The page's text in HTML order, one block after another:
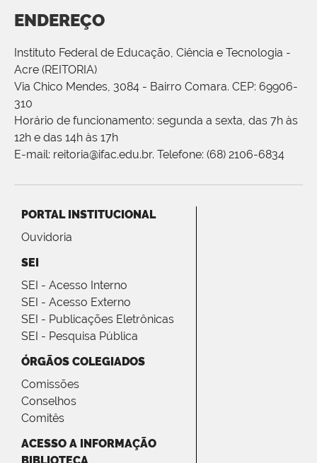
ENDEREÇO
Instituto Federal de Educação, Ciência e Tecnologia -
Acre (REITORIA)
Via Chico Mendes, 3084 - Bairro Comara. CEP: 69906-
310
Horário de funcionamento: segunda a sexta, das 7h às
12h e das 14h às 17h
E-mail: reitoria@ifac.edu.br. Telefone: (68) 2106-6834
PORTAL INSTITUCIONAL
Ouvidoria
SEI
SEI - Acesso Interno
SEI - Acesso Externo
SEI - Publicações Eletrônicas
SEI - Pesquisa Pública
ÓRGÃOS COLEGIADOS
Comissões
Conselhos
Comitês
ACESSO A INFORMAÇÃO